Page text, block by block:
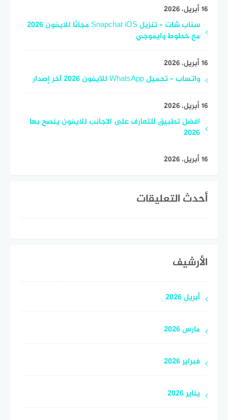
16 أبريل، 2026
سناب شات – تنزيل Snapchat iOS مجانًا للايفون 2026
مع خطوط وايموجي
16 أبريل، 2026
واتساب – تحميل WhatsApp للآيفون 2026 آخر إصدار
16 أبريل، 2026
افضل تطبيق للتعارف على الاجانب للايفون ينصح بها
2026
16 أبريل، 2026
أحدث التعليقات
الأرشيف
أبريل 2026
مارس 2026
فبراير 2026
يناير 2026